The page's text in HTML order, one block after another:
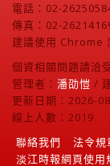
電話：02-
傳真：02-
建議使用 Chrome
個資相關問題請洽
管理者： 潘劭愷 /
更新日期：2026-
線上人數：2019
聯絡我們
法令規
淡江時報網頁使用